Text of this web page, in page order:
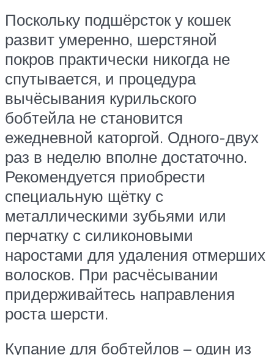
Поскольку подшёрсток у кошек
развит умеренно, шерстяной
покров практически никогда не
спутывается, и процедура
вычёсывания курильского
бобтейла не становится
ежедневной каторгой. Одного-двух
раз в неделю вполне достаточно.
Рекомендуется приобрести
специальную щётку с
металлическими зубьями или
перчатку с силиконовыми
наростами для удаления отмерших
волосков. При расчёсывании
придерживайтесь направления
роста шерсти.
Купание для бобтейлов – один из